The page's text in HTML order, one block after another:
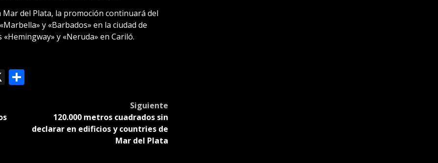
del Plata, la promoción continuará del
y «Barbados» en la ciudad de
y «Neruda» en Cariló.
X Compartir
Siguiente
120.000 metros cuadrados sin
declarar en edificios y countries de
Mar del Plata